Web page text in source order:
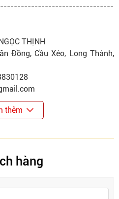
THỊNH
Đồng, Cầu Xéo, Long Thành,
thêm
hàng